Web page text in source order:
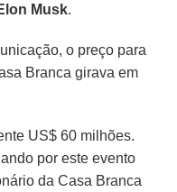
Musk.
o preço para
Branca girava em
US$ 60 milhões.
por este evento
da Casa Branca